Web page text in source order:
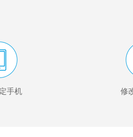
手机 修